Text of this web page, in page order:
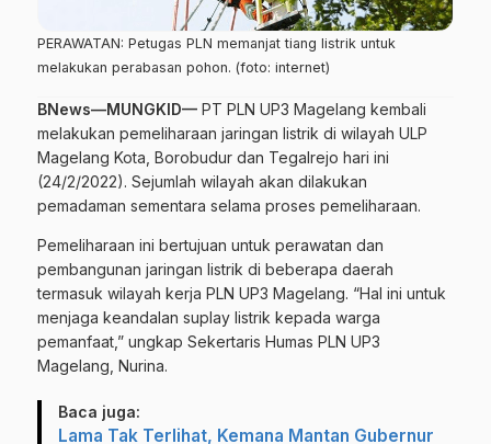
PERAWATAN: Petugas PLN memanjat tiang listrik untuk
melakukan perabasan pohon. (foto: internet)
BNews—MUNGKID— PT PLN UP3 Magelang kembali
melakukan pemeliharaan jaringan listrik di wilayah ULP
Magelang Kota, Borobudur dan Tegalrejo hari ini
(24/2/2022). Sejumlah wilayah akan dilakukan
pemadaman sementara selama proses pemeliharaan.
Pemeliharaan ini bertujuan untuk perawatan dan
pembangunan jaringan listrik di beberapa daerah
termasuk wilayah kerja PLN UP3 Magelang. “Hal ini untuk
menjaga keandalan suplay listrik kepada warga
pemanfaat,” ungkap Sekertaris Humas PLN UP3
Magelang, Nurina.
Baca juga:
Lama Tak Terlihat, Kemana Mantan Gubernur